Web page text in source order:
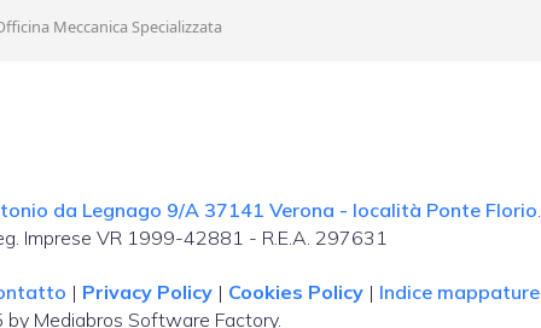
Meccanica Specializzata
da Legnago 9/A 37141 Verona - località Ponte Florio.
Imprese VR 1999-42881 - R.E.A. 297631
| Privacy Policy | Cookies Policy | Indice mappature
Mediabros Software Factory.